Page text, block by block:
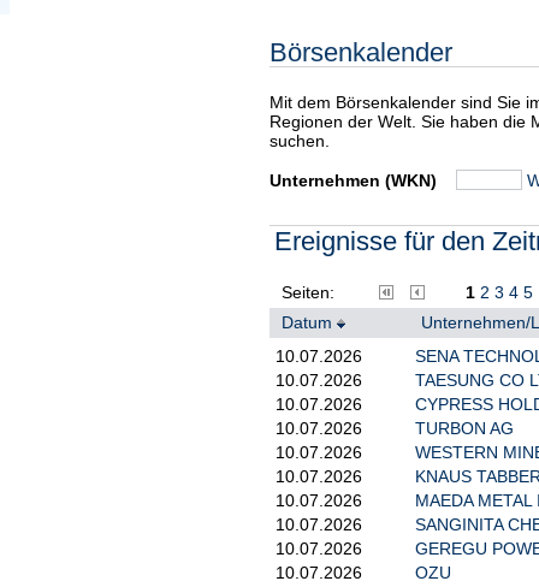
Börsenkalender
Mit dem Börsenkalender sind Sie
Regionen der Welt. Sie haben die
suchen.
Unternehmen (WKN)
Ereignisse für den
Seiten: 1 2 3 4 5
Datum
Unternehmen/
10.07.2026
SENA
10.07.2026
TAESUNG CO
10.07.2026
CYPRESS
10.07.2026
TURBON AG
10.07.2026
WESTERN
10.07.2026
KNAUS
10.07.2026
MAEDA METAL
10.07.2026
SANGINITA
10.07.2026
GEREGU
10.07.2026
OZU